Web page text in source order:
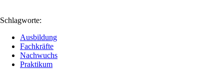
Schlagworte:
Ausbildung
Fachkräfte
Nachwuchs
Praktikum